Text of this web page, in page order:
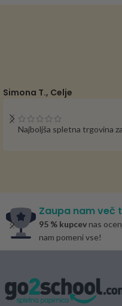
Simona T., Celje
Najboljša spletna trgovina
Zaupa nam več
95 % kupcev nas
nam pomeni vse!